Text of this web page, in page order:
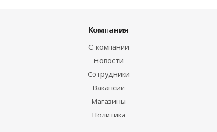
Компания
О компании
Новости
Сотрудники
Вакансии
Магазины
Политика